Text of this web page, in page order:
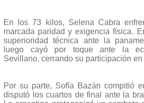
En los 73 kilos, Selena Cabra
marcada paridad y exigencia física.
superioridad técnica ante la
luego cayó por toque ante la
Sevillano, cerrando su participación
Por su parte, Sofía Bazán compitió
disputó los cuartos de final ante la